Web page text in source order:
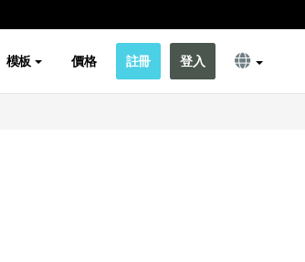
模板 價格 註冊 登入